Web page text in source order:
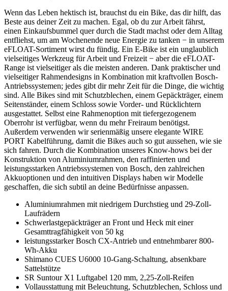
Wenn das Leben hektisch ist, brauchst du ein Bike, das dir hilft, das
Beste aus deiner Zeit zu machen. Egal, ob du zur Arbeit fährst,
einen Einkaufsbummel quer durch die Stadt machst oder dem Alltag
entfliehst, um am Wochenende neue Energie zu tanken − in unserem
eFLOAT-Sortiment wirst du fündig. Ein E-Bike ist ein unglaublich
vielseitiges Werkzeug für Arbeit und Freizeit − aber die eFLOAT-
Range ist vielseitiger als die meisten anderen. Dank praktischer und
vielseitiger Rahmendesigns in Kombination mit kraftvollen Bosch-
Antriebssystemen; jedes gibt dir mehr Zeit für die Dinge, die wichtig
sind. Alle Bikes sind mit Schutzblechen, einem Gepäckträger, einem
Seitenständer, einem Schloss sowie Vorder- und Rücklichtern
ausgestattet. Selbst eine Rahmenoption mit tiefergezogenem
Oberrohr ist verfügbar, wenn du mehr Freiraum benötigst.
Außerdem verwenden wir serienmäßig unsere elegante WIRE
PORT Kabelführung, damit die Bikes auch so gut aussehen, wie sie
sich fahren. Durch die Kombination unseres Know-hows bei der
Konstruktion von Aluminiumrahmen, den raffinierten und
leistungsstarken Antriebssystemen von Bosch, den zahlreichen
Akkuoptionen und den intuitiven Displays haben wir Modelle
geschaffen, die sich subtil an deine Bedürfnisse anpassen.
Aluminiumrahmen mit niedrigem Durchstieg und 29-Zoll-
Laufrädern
Schwerlastgepäckträger an Front und Heck mit einer
Gesamttragfähigkeit von 50 kg
leistungsstarker Bosch CX-Antrieb und entnehmbarer 800-
Wh-Akku
Shimano CUES U6000 10-Gang-Schaltung, absenkbare
Sattelstütze
SR Suntour X1 Luftgabel 120 mm, 2,25-Zoll-Reifen
Vollausstattung mit Beleuchtung, Schutzblechen, Schloss und